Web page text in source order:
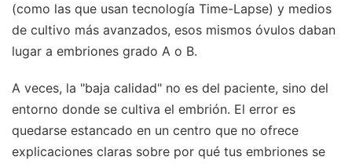
(como las que usan tecnología Time-Lapse) y medios
de cultivo más avanzados, esos mismos óvulos daban
lugar a embriones grado A o B.
A veces, la "baja calidad" no es del paciente, sino del
entorno donde se cultiva el embrión. El error es
quedarse estancado en un centro que no ofrece
explicaciones claras sobre por qué tus embriones se